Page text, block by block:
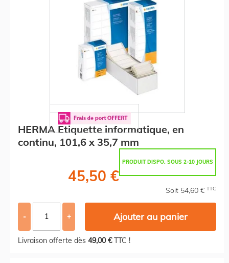
HERMA Etiquette informatique, en
continu, 101,6 x 35,7 mm
PRODUIT DISPO. SOUS 2-10 JOURS
45,50 €
Soit 54,60 € TTC
- + Ajouter au panier
Livraison offerte dès 49,00 €TTC !